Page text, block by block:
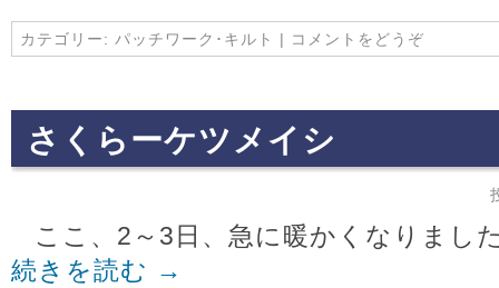
カテゴリー: パッチワーク･キルト | コメントをどうぞ
さくらーケツメイシ
ここ、2～3日、急に暖かくなりまし
続きを読む →